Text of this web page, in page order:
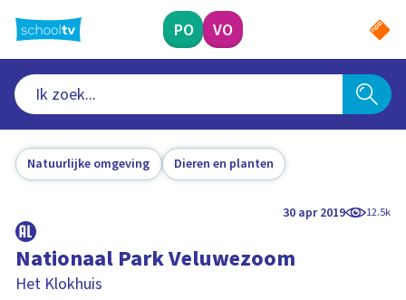
naar
hoofdinhoud
PO VO
Natuurlijke omgeving Dieren en planten
30 apr 2019 12.5k
Nationaal Park Veluwezoom
Het Klokhuis